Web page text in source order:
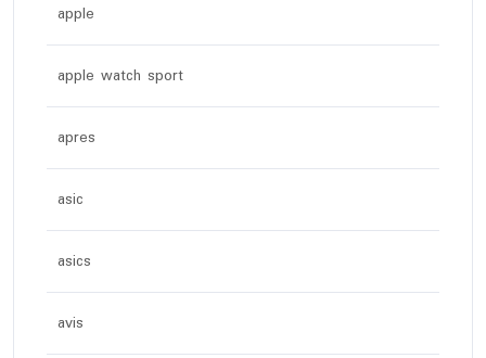
apple
apple watch sport
apres
asic
asics
avis